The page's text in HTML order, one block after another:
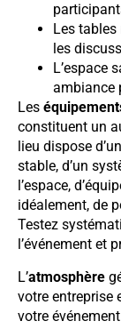
Les
les
L’espace
ambiance
Les
constituent un
lieu dispose
stable, d’un
l’espace,
idéalement, de
Testez
l’événement et
L’atmosphère
votre entreprise
votre